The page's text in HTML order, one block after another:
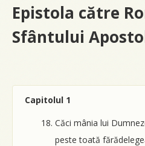
Epistola către
Sfântului
Capitolul 1
Căci mânia lui
peste toată